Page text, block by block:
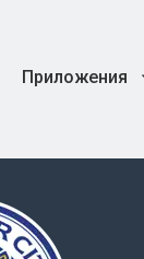
Приложения